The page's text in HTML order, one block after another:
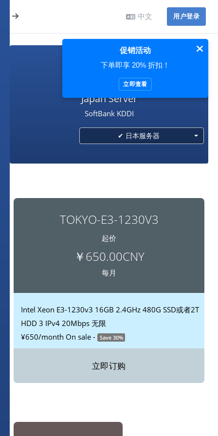
中文 用户登录
日本服务器
Japan Server
SoftBank KDDI
✔ 日本服务器
TOKYO-E3-1230V3
起价
￥650.00CNY
每月
Intel Xeon E3-1230v3 16GB 2.4GHz 480G SSD或者2T
HDD 3 IPv4 20Mbps 无限
¥650/month On sale - Save 30%
立即订购
促销活动
下单即享 20% 折扣！
立即查看